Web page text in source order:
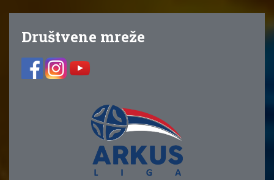
Društvene mreže